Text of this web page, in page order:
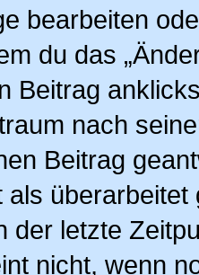
bearbeiten
du das
Beitrag
nach
Beitrag
der letzte
nicht, wenn